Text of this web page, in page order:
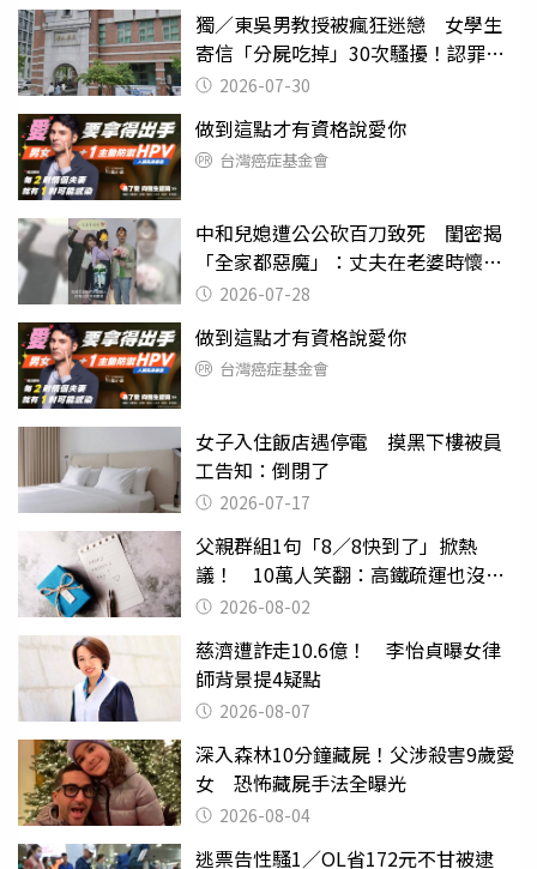
獨／東吳男教授被瘋狂迷戀 女學生
寄信「分屍吃掉」30次騷擾！認罪免
關 2026-07-30
做到這點才有資格說愛你
台灣癌症基金會
中和兒媳遭公公砍百刀致死 閨密揭
「全家都惡魔」：丈夫在老婆時懷孕
摔東西
2026-07-28
做到這點才有資格說愛你
台灣癌症基金會
女子入住飯店遇停電 摸黑下樓被員
工告知：倒閉了
2026-07-17
父親群組1句「8／8快到了」掀熱
議！ 10萬人笑翻：高鐵疏運也沒列
父親節
2026-08-02
慈濟遭詐走10.6億！ 李怡貞曝女律
師背景提4疑點
2026-08-07
深入森林10分鐘藏屍！父涉殺害9歲愛
女 恐怖藏屍手法全曝光
2026-08-04
逃票告性騷1／OL省172元不甘被逮